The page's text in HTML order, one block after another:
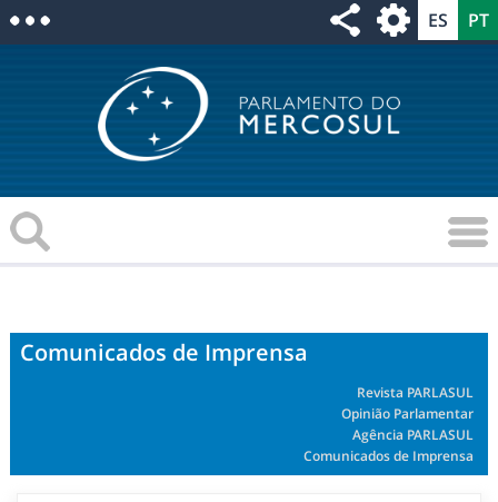
Comunicados de Imprensa
Revista PARLASUL
Opinião Parlamentar
Agência PARLASUL
Comunicados de Imprensa